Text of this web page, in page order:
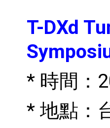
T-DXd
* 時間：
* 地點：